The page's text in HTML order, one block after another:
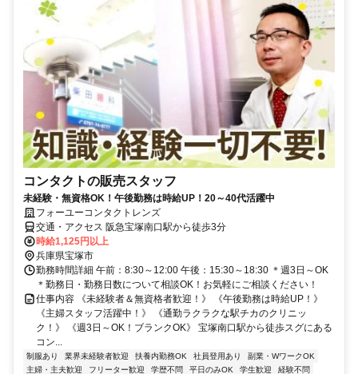
コンタクトの販売スタッフ
未経験・無資格OK！午後勤務は時給UP！20～40代活躍中
フォーユーコンタクトレンズ
交通・アクセス 阪急宝塚南口駅から徒歩3分
時給1,125円以上
兵庫県宝塚市
勤務時間詳細 午前：8:30～12:00 午後：15:30～18:30 ＊週3日～OK
＊勤務日・勤務日数について相談OK！お気軽にご相談ください！
仕事内容 《未経験者＆無資格者歓迎！》 《午後勤務は時給UP！》
《主婦スタッフ活躍中！》 《通勤ラクラクな駅チカのクリニッ
ク！》 《週3日～OK！ブランクOK》 宝塚南口駅から徒歩スグにある
コン...
制服あり 業界未経験者歓迎 扶養内勤務OK 社員登用あり
副業・WワークOK
主婦・主夫歓迎
フリーター歓迎 学歴不問 平日のみOK 学生歓迎
経験不問